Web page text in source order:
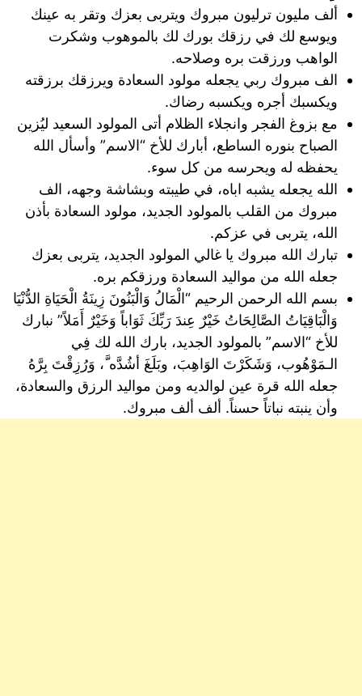
ألف مليون ترليون مبروك ويتربى بعزك وتقر به عينك
ويوسع لك في رزقك بورك لك بالموهوب وشكرت
الواهب ورزقت بره وصلاحه.
الف مبروك ربي يجعله مولود السعادة ويرزقك برزقته
ويكسبك أجره ويكسبه رضاك.
مع بزوغ الفجر وانجلاء الظلام أتى المولود السعيد ليُزين
الصباح بنوره الساطع، أبارك للأخ “الاسم” وأسأل الله
يحفظه له ويحرسه من كل سوء.
الله يجعله يشبه اباه، في طيبته وبشاشة وجهه، الف
مبروك من القلب بالمولود الجديد، مولود السعادة بأذن
الله، يتربى في عزكم.
تبارك الله مبروك يا غالي المولود الجديد، يتربى بعزك
جعله الله من مواليد السعادة ورزقكم بره.
بسم الله الرحمن الرحيم “الْمَالُ وَالْبَنُونَ زِينَةُ الْحَيَاةِ الدُّنْيَا
وَالْبَاقِيَاتُ الصَّالِحَاتُ خَيْرٌ عِندَ رَبِّكَ ثَوَاباً وَخَيْرٌ أَمَلاً” نبارك
للأخ “الاسم” بالمولود الجديد، بارك الله لك فِي
الـمَوْهُوب، وَشَكَرْتَ الوَاهِبَ، وبَلَغَ أشُدَّه َّ، وَرُزِقْتَ بِرَّهُ
جعله الله قرة عين لوالديه ومن مواليد الرزق والسعادة،
وأن ينبته نباتاً حسناً. ألف ألف مبروك.